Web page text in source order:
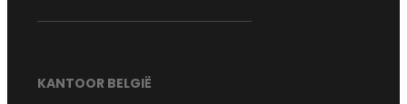
KANTOOR BELGIË